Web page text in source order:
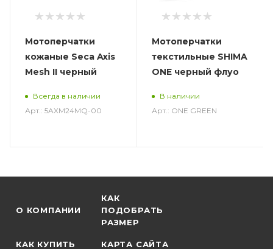
Мотоперчатки
кожаные Seca Axis
Mesh II черный
Всегда в наличии
Арт.: 5AXM24MQ-00
Мотоперчатки
текстильные SHIMA
ONE черный флуо
В наличии
Арт.: ONE GREEN
О КОМПАНИИ
КАК
ПОДОБРАТЬ
РАЗМЕР
КАК КУПИТЬ КАРТА САЙТА